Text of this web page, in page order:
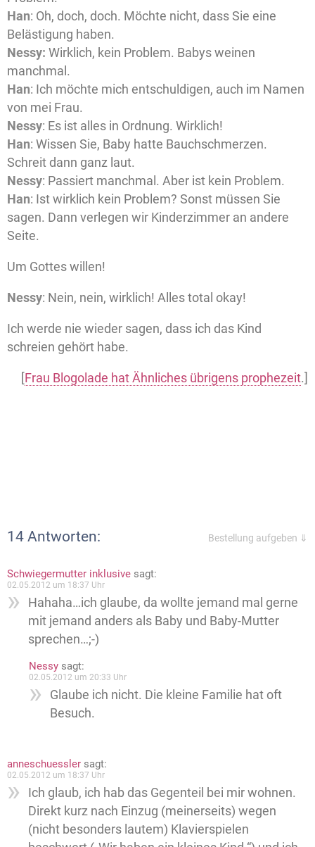
Han: Oh, doch, doch. Möchte nicht, dass Sie eine
Belästigung haben.
Nessy: Wirklich, kein Problem. Babys weinen
manchmal.
Han: Ich möchte mich entschuldigen, auch im Namen
von mei Frau.
Nessy: Es ist alles in Ordnung. Wirklich!
Han: Wissen Sie, Baby hatte Bauchschmerzen.
Schreit dann ganz laut.
Nessy: Passiert manchmal. Aber ist kein Problem.
Han: Ist wirklich kein Problem? Sonst müssen Sie
sagen. Dann verlegen wir Kinderzimmer an andere
Seite.
Um Gottes willen!
Nessy: Nein, nein, wirklich! Alles total okay!
Ich werde nie wieder sagen, dass ich das Kind
schreien gehört habe.
[Frau Blogolade hat Ähnliches übrigens prophezeit.]
14 Antworten: Bestellung aufgeben ⇓
Schwiegermutter inklusive sagt:
02.05.2012 um 18:37 Uhr
Hahaha…ich glaube, da wollte jemand mal gerne
mit jemand anders als Baby und Baby-Mutter
sprechen…;-)
Nessy sagt:
02.05.2012 um 20:33 Uhr
Glaube ich nicht. Die kleine Familie hat oft
Besuch.
anneschuessler sagt:
02.05.2012 um 18:37 Uhr
Ich glaub, ich hab das Gegenteil bei mir wohnen.
Direkt kurz nach Einzug (meinerseits) wegen
(nicht besonders lautem) Klavierspielen